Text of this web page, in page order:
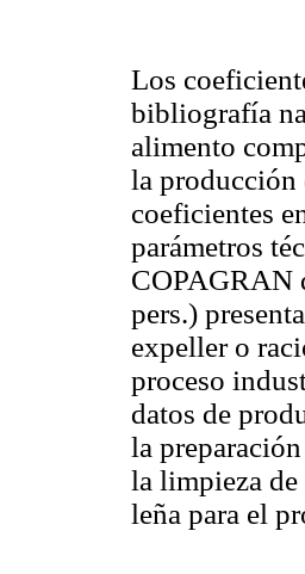
Los
bibliografía
alimento
la producción
coeficientes
parámetros
COPAGRAN
pers.)
expeller o
proceso
datos de
la
la limpieza
leña para el